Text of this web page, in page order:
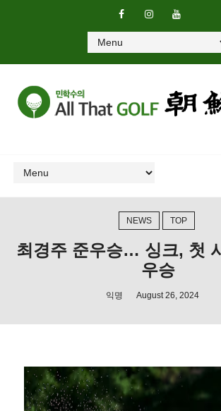
NEWS TOP
최경주 준우승… 싱크, 첫
우승
익명 August 26, 2024